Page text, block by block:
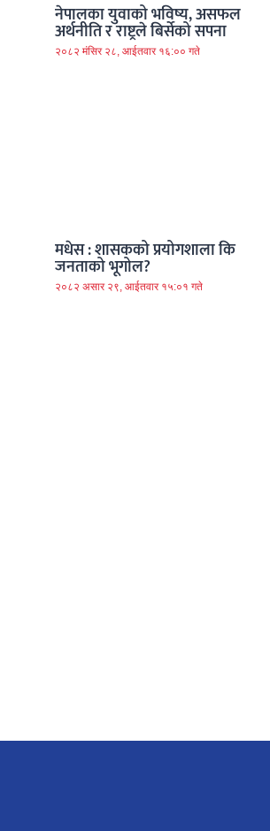
नेपालका युवाको भविष्य, असफल
अर्थनीति र राष्ट्रले बिर्सेको सपना
२०८२ मंसिर २८, आईतवार १६:०० गते
मधेस : शासकको प्रयोगशाला कि
जनताको भूगोल?
२०८२ असार २९, आईतवार १५:०१ गते